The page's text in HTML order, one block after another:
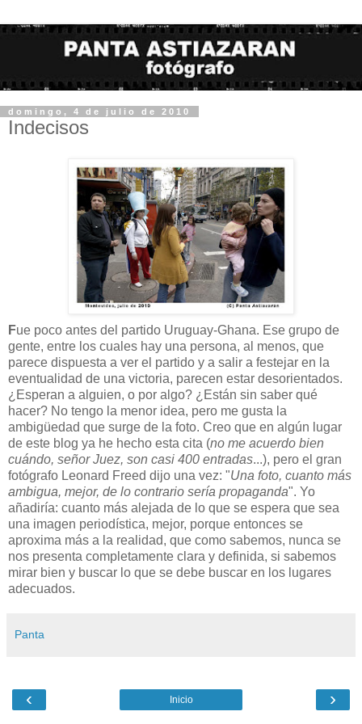
domingo, 4 de julio de 2010
Indecisos
Fue poco antes del partido Uruguay-Ghana. Ese grupo de
gente, entre los cuales hay una persona, al menos, que
parece dispuesta a ver el partido y a salir a festejar en la
eventualidad de una victoria, parecen estar desorientados.
¿Esperan a alguien, o por algo? ¿Están sin saber qué
hacer? No tengo la menor idea, pero me gusta la
ambigüedad que surge de la foto. Creo que en algún lugar
de este blog ya he hecho esta cita (no me acuerdo bien
cuándo, señor Juez, son casi 400 entradas...), pero el gran
fotógrafo Leonard Freed dijo una vez: "Una foto, cuanto más
ambigua, mejor, de lo contrario sería propaganda". Yo
añadiría: cuanto más alejada de lo que se espera que sea
una imagen periodística, mejor, porque entonces se
aproxima más a la realidad, que como sabemos, nunca se
nos presenta completamente clara y definida, si sabemos
mirar bien y buscar lo que se debe buscar en los lugares
adecuados.
Panta
‹ ›
Inicio